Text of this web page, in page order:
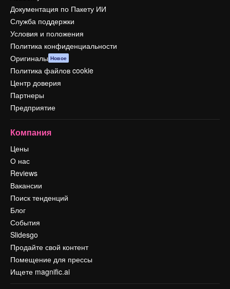
Документация по Пакету ИИ
Служба поддержки
Условия и положения
Политика конфиденциальности
Оригиналы Новое
Политика файлов cookie
Центр доверия
Партнеры
Предприятие
Компания
Цены
О нас
Reviews
Вакансии
Поиск тенденций
Блог
События
Slidesgo
Продайте свой контент
Помещение для прессы
Ищете magnific.ai